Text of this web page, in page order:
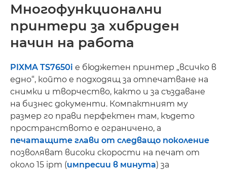
Многофункционални
принтери за хибриден
начин на работа
PIXMA TS7650i е бюджетен принтер „всичко в
едно“, който е подходящ за отпечатване на
снимки и творчество, както и за създаване
на бизнес документи. Компактният му
размер го прави перфектен там, където
пространството е ограничено, а
печатащите глави от следващо поколение
позволяват високи скорости на печат от
около 15 ipm (импресии в минута) за